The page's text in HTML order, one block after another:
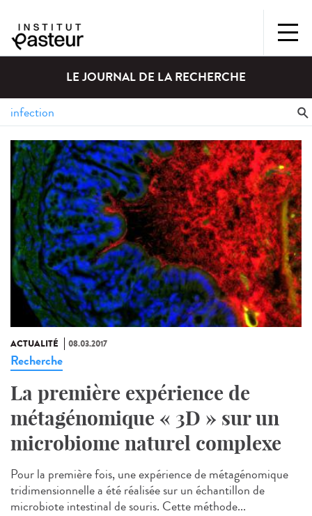
LE JOURNAL DE LA RECHERCHE
ACTUALITÉ 08.03.2017
Recherche
La première expérience de
métagénomique « 3D » sur un
microbiome naturel complexe
Pour la première fois, une expérience de métagénomique
tridimensionnelle a été réalisée sur un échantillon de
microbiote intestinal de souris. Cette méthode...